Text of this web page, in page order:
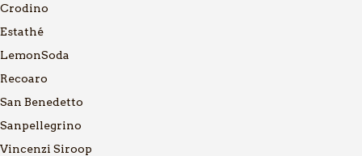
Crodino
Estathé
LemonSoda
Recoaro
San Benedetto
Sanpellegrino
Vincenzi Siroop